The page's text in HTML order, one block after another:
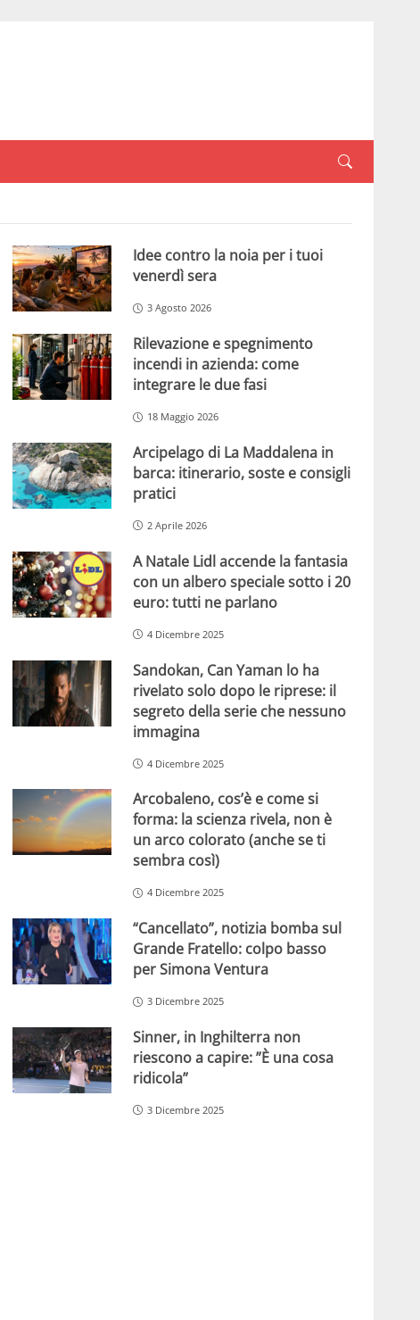
Idee contro la noia per i tuoi
venerdì sera
3 Agosto 2026
Rilevazione e spegnimento
incendi in azienda: come
integrare le due fasi
18 Maggio 2026
Arcipelago di La Maddalena in
barca: itinerario, soste e consigli
pratici
2 Aprile 2026
A Natale Lidl accende la fantasia
con un albero speciale sotto i 20
euro: tutti ne parlano
4 Dicembre 2025
Sandokan, Can Yaman lo ha
rivelato solo dopo le riprese: il
segreto della serie che nessuno
immagina
4 Dicembre 2025
Arcobaleno, cos’è e come si
forma: la scienza rivela, non è
un arco colorato (anche se ti
sembra così)
4 Dicembre 2025
“Cancellato”, notizia bomba sul
Grande Fratello: colpo basso
per Simona Ventura
3 Dicembre 2025
Sinner, in Inghilterra non
riescono a capire: ”È una cosa
ridicola”
3 Dicembre 2025